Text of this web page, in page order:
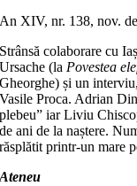
An XIV, nr. 138, nov.
Strânsă colaborare cu
Ursache (laPovestea
Gheorghe) și un
Vasile Proca. Adrian
plebeu” iar Liviu
de ani de la naștere.
răsplătit printr-un mare
Ateneu